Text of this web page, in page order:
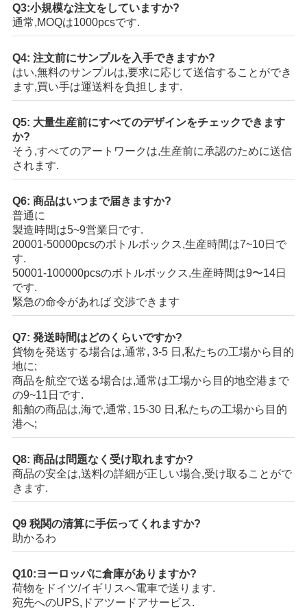
Q3:小規模な注文をしていますか?
通常,MOQは1000pcsです.
Q4: 注文前にサンプルを入手できますか?
はい,無料のサンプルは,要求に応じて送信することができ
ます,買い手は運送料を負担します.
Q5: 大量生産前にすべてのデザインをチェックできます
か?
そう,すべてのアートワークは,生産前に承認のために送信
されます.
Q6: 商品はいつまで届きますか?
普通に
製造時間は5~9営業日です.
20001-50000pcsのボトルボックス,生産時間は7~10日で
す.
50001-100000pcsのボトルボックス,生産時間は9〜14日
です.
緊急の命令があれば 交渉できます
Q7: 発送時間はどのくらいですか?
貨物を発送する場合は,通常, 3-5 日,私たちの工場から目的
地に;
商品を航空で送る場合は,通常は工場から目的地空港まで
の9~11日です.
船舶の商品は,海で,通常, 15-30 日,私たちの工場から目的
港へ;
Q8: 商品は問題なく受け取れますか?
商品の安全は,送料の詳細が正しい場合,受け取ることがで
きます.
Q9 税関の清算に手伝ってくれますか?
助かるわ
Q10:ヨーロッパに倉庫がありますか?
荷物をドイツ/イギリスへ電車で送ります.
宛先へのUPS,ドアツードアサービス.